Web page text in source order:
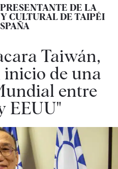
DE LA
CULTURAL DE TAIPÉI
Taiwán,
de una
entre
EEUU"